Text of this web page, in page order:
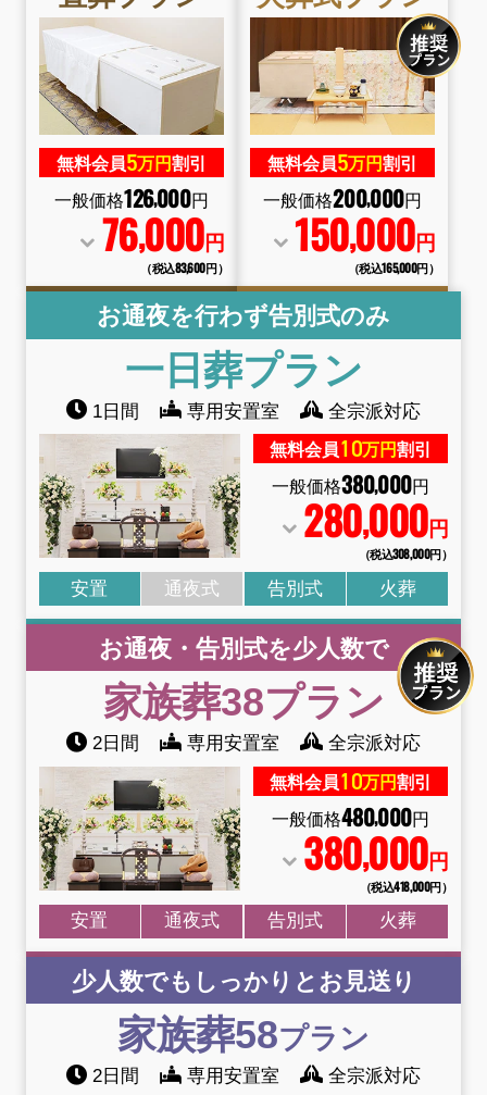
無料会員5万円割引
一般価格126,000円
76,000円
（税込83,600円）
無料会員5万円割引
一般価格200,000円
150,000円
（税込165,000円）
お通夜を行わず告別式のみ
一日葬プラン
1日間 専用安置室 全宗派対応
無料会員10万円割引
一般価格380,000円
280,000円
（税込308,000円）
安置 通夜式 告別式 火葬
お通夜・告別式を少人数で
家族葬38プラン
2日間 専用安置室 全宗派対応
無料会員10万円割引
一般価格480,000円
380,000円
（税込418,000円）
安置 通夜式 告別式 火葬
少人数でもしっかりとお見送り
家族葬58プラン
2日間 専用安置室 全宗派対応